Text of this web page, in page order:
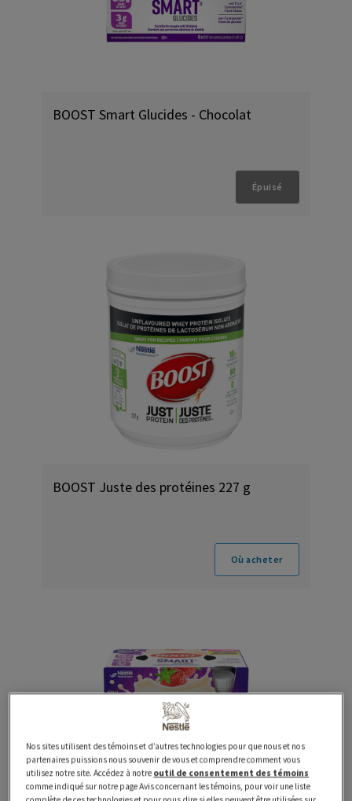
BOOST Smart Glucides - Chocolat
Épuisé
BOOST Juste des protéines 227 g
Où acheter
Nos sites utilisent des témoins et d’autres technologies pour que nous et nos
partenaires puissions nous souvenir de vous et comprendre comment vous
utilisez notre site. Accédez à notre outil de consentement des témoins
comme indiqué sur notre page Avis concernant les témoins, pour voir une liste